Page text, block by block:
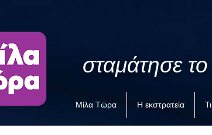
σταμάτησε το
Μίλα Τώρα Η εκστρατεία